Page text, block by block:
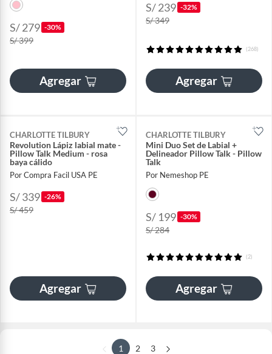
S/ 279 -30%
S/ 399
Agregar
S/ 239 -32%
S/ 349
(268)
Agregar
CHARLOTTE TILBURY
Revolution Lápiz labial mate -
Pillow Talk Medium - rosa
baya cálido
Por Compra Facil USA PE
S/ 339 -26%
S/ 459
Agregar
CHARLOTTE TILBURY
Mini Duo Set de Labial +
Delineador Pillow Talk - Pillow
Talk
Por Nemeshop PE
S/ 199 -30%
S/ 284
(2)
Agregar
1 2 3